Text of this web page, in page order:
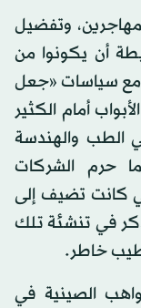
وتفضيل
أن يكونوا من
مع سياسات «جعل
أمام الكثير
الطب والهندسة
مما حرم الشركات
كانت تضيف إلى
في تنشئة تلك
طيب خاطر.
الصينية في